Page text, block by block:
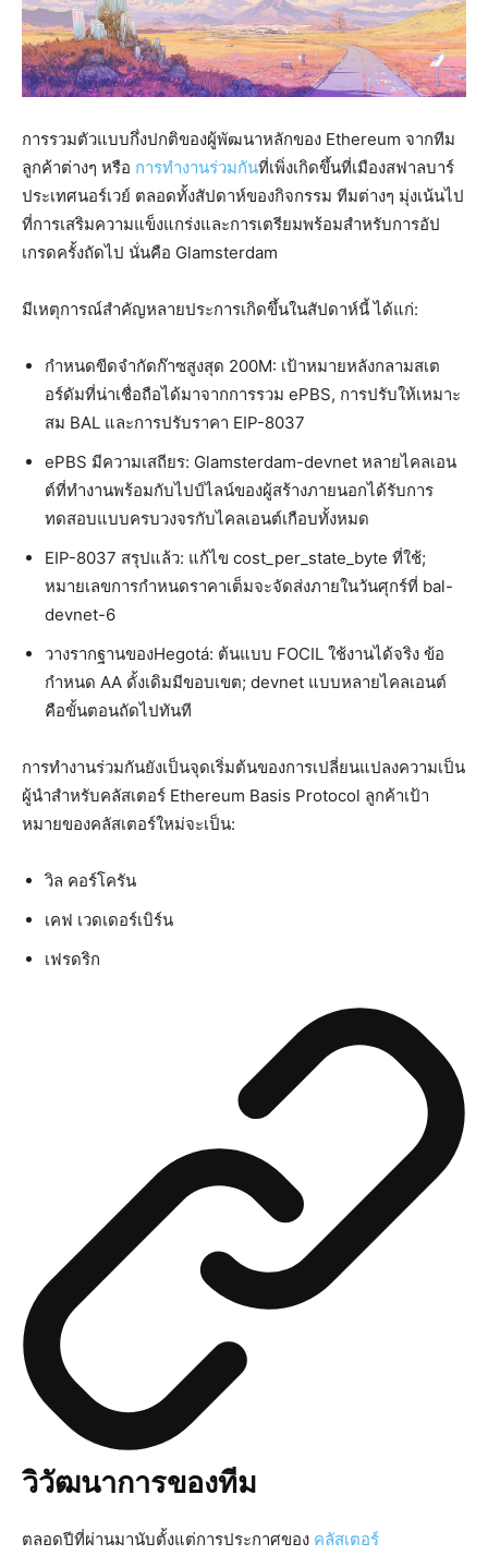
การรวมตัวแบบกึ่งปกติของผู้พัฒนาหลักของ Ethereum จากทีม
ลูกค้าต่างๆ หรือ การทำงานร่วมกันที่เพิ่งเกิดขึ้นที่เมืองสฟาลบาร์
ประเทศนอร์เวย์ ตลอดทั้งสัปดาห์ของกิจกรรม ทีมต่างๆ มุ่งเน้นไป
ที่การเสริมความแข็งแกร่งและการเตรียมพร้อมสำหรับการอัป
เกรดครั้งถัดไป นั่นคือ Glamsterdam
มีเหตุการณ์สำคัญหลายประการเกิดขึ้นในสัปดาห์นี้ ได้แก่:
กำหนดขีดจำกัดก๊าซสูงสุด 200M: เป้าหมายหลังกลามสเต
อร์ดัมที่น่าเชื่อถือได้มาจากการรวม ePBS, การปรับให้เหมาะ
สม BAL และการปรับราคา EIP-8037
ePBS มีความเสถียร: Glamsterdam-devnet หลายไคลเอน
ต์ที่ทำงานพร้อมกับไปป์ไลน์ของผู้สร้างภายนอกได้รับการ
ทดสอบแบบครบวงจรกับไคลเอนต์เกือบทั้งหมด
EIP-8037 สรุปแล้ว: แก้ไข cost_per_state_byte ที่ใช้;
หมายเลขการกำหนดราคาเต็มจะจัดส่งภายในวันศุกร์ที่ bal-
devnet-6
วางรากฐานของHegotá: ต้นแบบ FOCIL ใช้งานได้จริง ข้อ
กำหนด AA ดั้งเดิมมีขอบเขต; devnet แบบหลายไคลเอนต์
คือขั้นตอนถัดไปทันที
การทำงานร่วมกันยังเป็นจุดเริ่มต้นของการเปลี่ยนแปลงความเป็น
ผู้นำสำหรับคลัสเตอร์ Ethereum Basis Protocol ลูกค้าเป้า
หมายของคลัสเตอร์ใหม่จะเป็น:
วิล คอร์โครัน
เคฟ เวดเดอร์เบิร์น
เฟรดริก
วิวัฒนาการของทีม
ตลอดปีที่ผ่านมานับตั้งแต่การประกาศของ คลัสเตอร์